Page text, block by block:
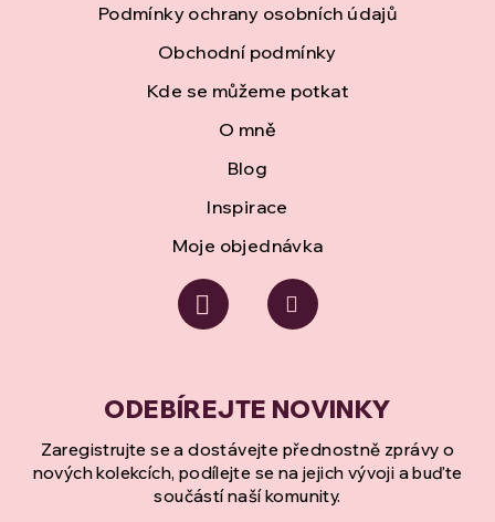
Podmínky ochrany osobních údajů
Obchodní podmínky
Kde se můžeme potkat
O mně
Blog
Inspirace
Moje objednávka
Zaregistrujte se a dostávejte přednostně zprávy o
nových kolekcích, podílejte se na jejich vývoji a buďte
součástí naší komunity.